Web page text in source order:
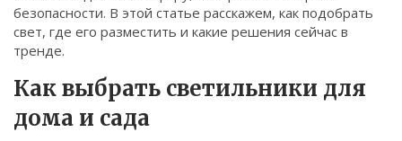
ФЗ-152
Связаться
© 2026. Все права защищены.
безопасности. В этой статье расскажем, как подобрать
свет, где его разместить и какие решения сейчас в
тренде.
Как выбрать светильники для
дома и сада